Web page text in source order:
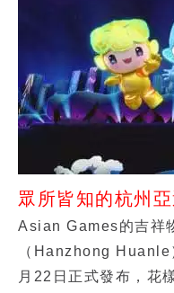
眾所皆知的杭州
Asian Games的吉祥
（Hanzhong
月22日正式發布，花